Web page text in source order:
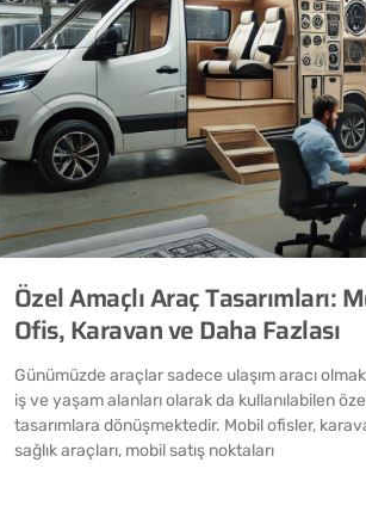
Özel Amaçlı Araç Tasarımları:
Ofis, Karavan ve Daha Fazlası
Günümüzde araçlar sadece ulaşım aracı
iş ve yaşam alanları olarak da kullanılabilen
tasarımlara dönüşmektedir. Mobil ofisler,
sağlık araçları, mobil satış noktaları